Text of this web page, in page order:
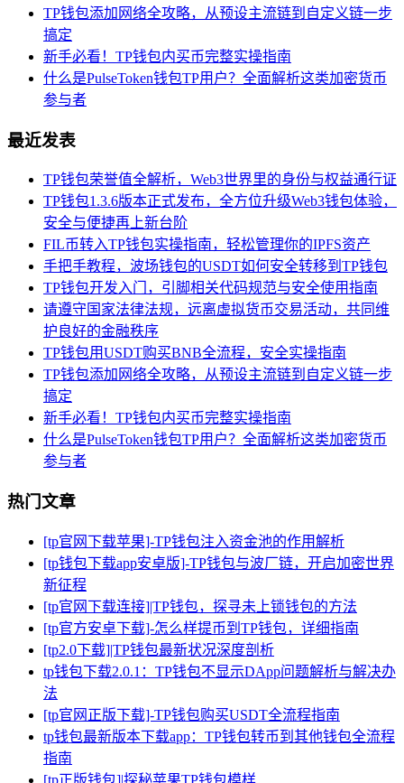
TP钱包添加网络全攻略，从预设主流链到自定义链一步
搞定
新手必看！TP钱包内买币完整实操指南
什么是PulseToken钱包TP用户？全面解析这类加密货币
参与者
最近发表
TP钱包荣誉值全解析，Web3世界里的身份与权益通行证
TP钱包1.3.6版本正式发布，全方位升级Web3钱包体验，
安全与便捷再上新台阶
FIL币转入TP钱包实操指南，轻松管理你的IPFS资产
手把手教程，波场钱包的USDT如何安全转移到TP钱包
TP钱包开发入门，引脚相关代码规范与安全使用指南
请遵守国家法律法规，远离虚拟货币交易活动，共同维
护良好的金融秩序
TP钱包用USDT购买BNB全流程，安全实操指南
TP钱包添加网络全攻略，从预设主流链到自定义链一步
搞定
新手必看！TP钱包内买币完整实操指南
什么是PulseToken钱包TP用户？全面解析这类加密货币
参与者
热门文章
[tp官网下载苹果]-TP钱包注入资金池的作用解析
[tp钱包下载app安卓版]-TP钱包与波厂链，开启加密世界
新征程
[tp官网下载连接]|TP钱包，探寻未上锁钱包的方法
[tp官方安卓下载]-怎么样提币到TP钱包，详细指南
[tp2.0下载]|TP钱包最新状况深度剖析
tp钱包下载2.0.1：TP钱包不显示DApp问题解析与解决办
法
[tp官网正版下载]-TP钱包购买USDT全流程指南
tp钱包最新版本下载app：TP钱包转币到其他钱包全流程
指南
[tp正版钱包]|探秘苹果TP钱包模样